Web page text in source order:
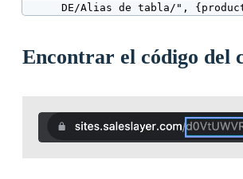
DE/Alias de tabla/",
Encontrar el código del